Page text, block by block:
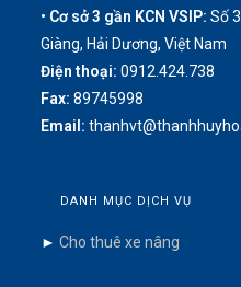
• Cơ sở 3 gần KCN VSIP: Số
Giàng, Hải Dương, Việt Nam
Điện thoại: 0912.424.738
Fax: 89745998
Email:
DANH MỤC DỊCH VỤ
►Cho thuê xe nâng